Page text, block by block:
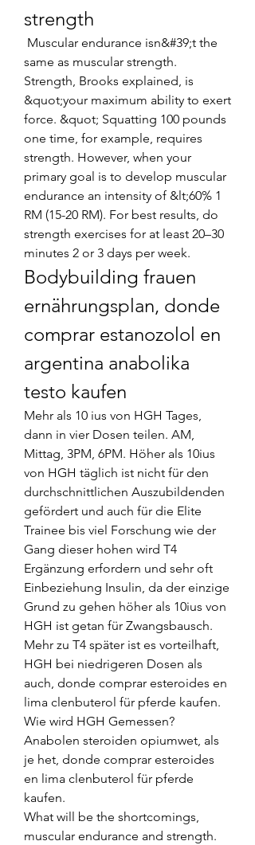
strength
same as muscular strength.
Strength, Brooks explained, is
&quot;your maximum ability to exert
force. &quot; Squatting 100 pounds
one time, for example, requires
strength. However, when your
primary goal is to develop muscular
endurance an intensity of &lt;60% 1
RM (15-20 RM). For best results, do
strength exercises for at least 20–30
minutes 2 or 3 days per week.
Bodybuilding frauen
ernährungsplan, donde
comprar estanozolol en
argentina anabolika
testo kaufen
Mehr als 10 ius von HGH Tages,
dann in vier Dosen teilen. AM,
Mittag, 3PM, 6PM. Höher als 10ius
von HGH täglich ist nicht für den
durchschnittlichen Auszubildenden
gefördert und auch für die Elite
Trainee bis viel Forschung wie der
Gang dieser hohen wird T4
Ergänzung erfordern und sehr oft
Einbeziehung Insulin, da der einzige
Grund zu gehen höher als 10ius von
HGH ist getan für Zwangsbausch.
Mehr zu T4 später ist es vorteilhaft,
HGH bei niedrigeren Dosen als
auch, donde comprar esteroides en
lima clenbuterol für pferde kaufen.
Wie wird HGH Gemessen?
Anabolen steroiden opiumwet, als
je het, donde comprar esteroides
en lima clenbuterol für pferde
kaufen.
What will be the shortcomings,
muscular endurance and strength.